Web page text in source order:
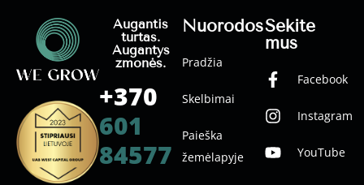
Nuorodos
Pradžia
Skelbimai
Paieška
žemėlapyje
Sekite
mus
Facebook
Instagram
YouTube
Augantis
turtas.
Augantys
žmonės.
+370
601
84577